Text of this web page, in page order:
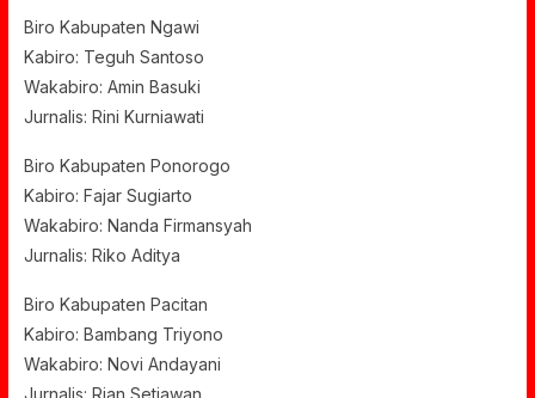
Biro Kabupaten Ngawi
Kabiro: Teguh Santoso
Wakabiro: Amin Basuki
Jurnalis: Rini Kurniawati
Biro Kabupaten Ponorogo
Kabiro: Fajar Sugiarto
Wakabiro: Nanda Firmansyah
Jurnalis: Riko Aditya
Biro Kabupaten Pacitan
Kabiro: Bambang Triyono
Wakabiro: Novi Andayani
Jurnalis: Rian Setiawan